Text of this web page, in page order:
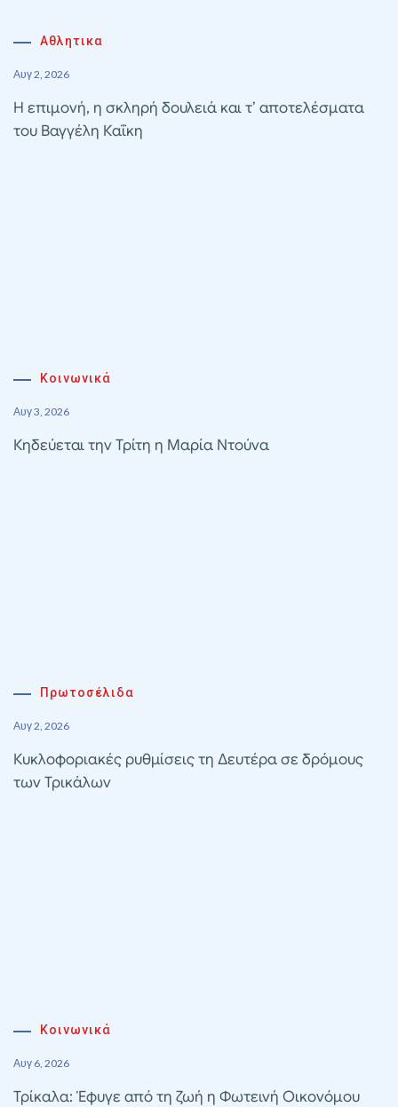
Αθλητικα
Αυγ 2, 2026
Η επιμονή, η σκληρή δουλειά και τ’ αποτελέσματα
του Βαγγέλη Καΐκη
Κοινωνικά
Αυγ 3, 2026
Κηδεύεται την Τρίτη η Μαρία Ντούνα
Πρωτοσέλιδα
Αυγ 2, 2026
Κυκλοφοριακές ρυθμίσεις τη Δευτέρα σε δρόμους
των Τρικάλων
Κοινωνικά
Αυγ 6, 2026
Τρίκαλα: Έφυγε από τη ζωή η Φωτεινή Οικονόμου